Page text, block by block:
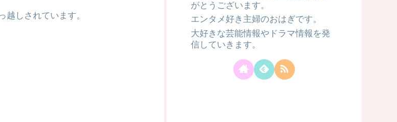
しされています。
がとうございます。
エンタメ好き主婦のおはぎです。
大好きな芸能情報やドラマ情報を発
信していきます。